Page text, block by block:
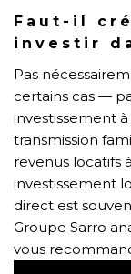
Faut-il
investir
Pas
certains cas —
investissement
transmission
revenus locatifs
investissement
direct est
Groupe Sarro
vous